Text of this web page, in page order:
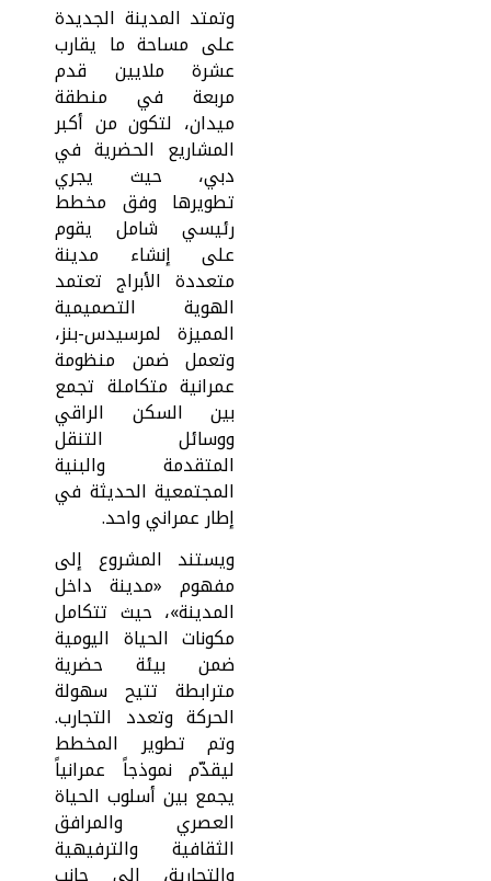
وتمتد المدينة الجديدة
على مساحة ما يقارب
عشرة ملايين قدم
مربعة في منطقة
ميدان، لتكون من أكبر
المشاريع الحضرية في
دبي، حيث يجري
تطويرها وفق مخطط
رئيسي شامل يقوم
على إنشاء مدينة
متعددة الأبراج تعتمد
الهوية التصميمية
المميزة لمرسيدس-بنز،
وتعمل ضمن منظومة
عمرانية متكاملة تجمع
بين السكن الراقي
ووسائل التنقل
المتقدمة والبنية
المجتمعية الحديثة في
إطار عمراني واحد.
ويستند المشروع إلى
مفهوم «مدينة داخل
المدينة»، حيث تتكامل
مكونات الحياة اليومية
ضمن بيئة حضرية
مترابطة تتيح سهولة
الحركة وتعدد التجارب.
وتم تطوير المخطط
ليقدّم نموذجاً عمرانياً
يجمع بين أسلوب الحياة
العصري والمرافق
الثقافية والترفيهية